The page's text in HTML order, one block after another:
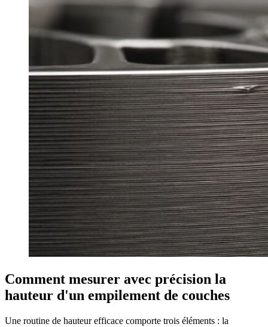
Comment mesurer avec précision la
hauteur d'un empilement de couches
Une routine de hauteur efficace comporte trois éléments : la